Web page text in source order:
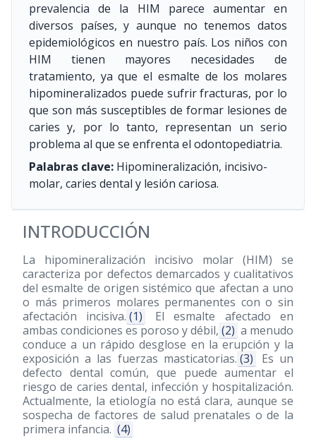
prevalencia de la HIM parece aumentar en
diversos países, y aunque no tenemos datos
epidemiológicos en nuestro país. Los niños con
HIM tienen mayores necesidades de
tratamiento, ya que el esmalte de los molares
hipomineralizados puede sufrir fracturas, por lo
que son más susceptibles de formar lesiones de
caries y, por lo tanto, representan un serio
problema al que se enfrenta el odontopediatria.
Palabras clave: Hipomineralización, incisivo-
molar, caries dental y lesión cariosa.
INTRODUCCIÓN
La hipomineralización incisivo molar (HIM) se
caracteriza por defectos demarcados y cualitativos
del esmalte de origen sistémico que afectan a uno
o más primeros molares permanentes con o sin
afectación incisiva. (1)
El esmalte afectado en
ambas condiciones es poroso y débil, (2) a menudo
conduce a un rápido desglose en la erupción y la
exposición a las fuerzas masticatorias. (3)
Es un
defecto dental común, que puede aumentar el
riesgo de caries dental, infección y hospitalización.
Actualmente, la etiología no está clara, aunque se
sospecha de factores de salud prenatales o de la
primera infancia. (4)